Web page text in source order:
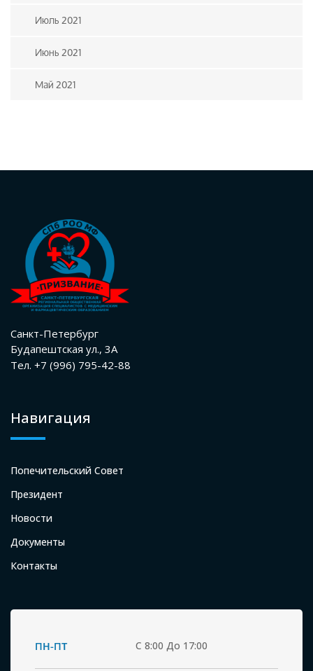
Июль 2021
Июнь 2021
Май 2021
Санкт-Петербург
Будапештская ул., 3А
Тел. +7 (996) 795-42-88
Навигация
Попечительский Совет
Президент
Новости
Документы
Контакты
ПН-ПТ С 8:00 До 17:00